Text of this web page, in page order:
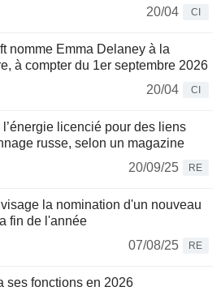
20/04
CI
nomme Emma Delaney à la
à compter du 1er septembre 2026
20/04
CI
licencié pour des liens
russe, selon un magazine
20/09/25
RE
la nomination d'un nouveau
fin de l'année
07/08/25
RE
ses fonctions en 2026